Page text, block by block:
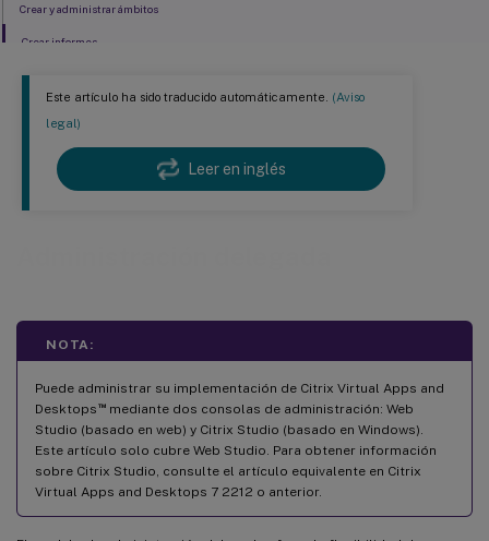
Este artículo ha sido traducido automáticamente. (Aviso
legal)
Leer en inglés
NOTA:
Puede administrar su implementación de Citrix Virtual Apps and
Desktops ™mediante dos consolas de administración: Web
Studio (basado en web) y Citrix Studio (basado en Windows).
Este artículo solo cubre Web Studio. Para obtener información
sobre Citrix Studio, consulte el artículo equivalente en Citrix
Virtual Apps and Desktops 7 2212 o anterior.
Crear y administrar ámbitos
Crear informes